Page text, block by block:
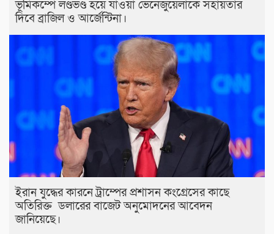
ভূমিকম্পে লণ্ডভণ্ড হয়ে যাওয়া ভেনেজুয়েলাকে সহায়তার
দিবে ব্রাজিল ও আর্জেন্টিনা।
ইরান যুদ্ধের কারনে ট্রাম্পের প্রশাসন কংগ্রেসের কাছে
অতিরিক্ত ডলারের বাজেট অনুমোদনের আবেদন
জানিয়েছে।